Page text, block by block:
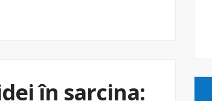
în sarcina: